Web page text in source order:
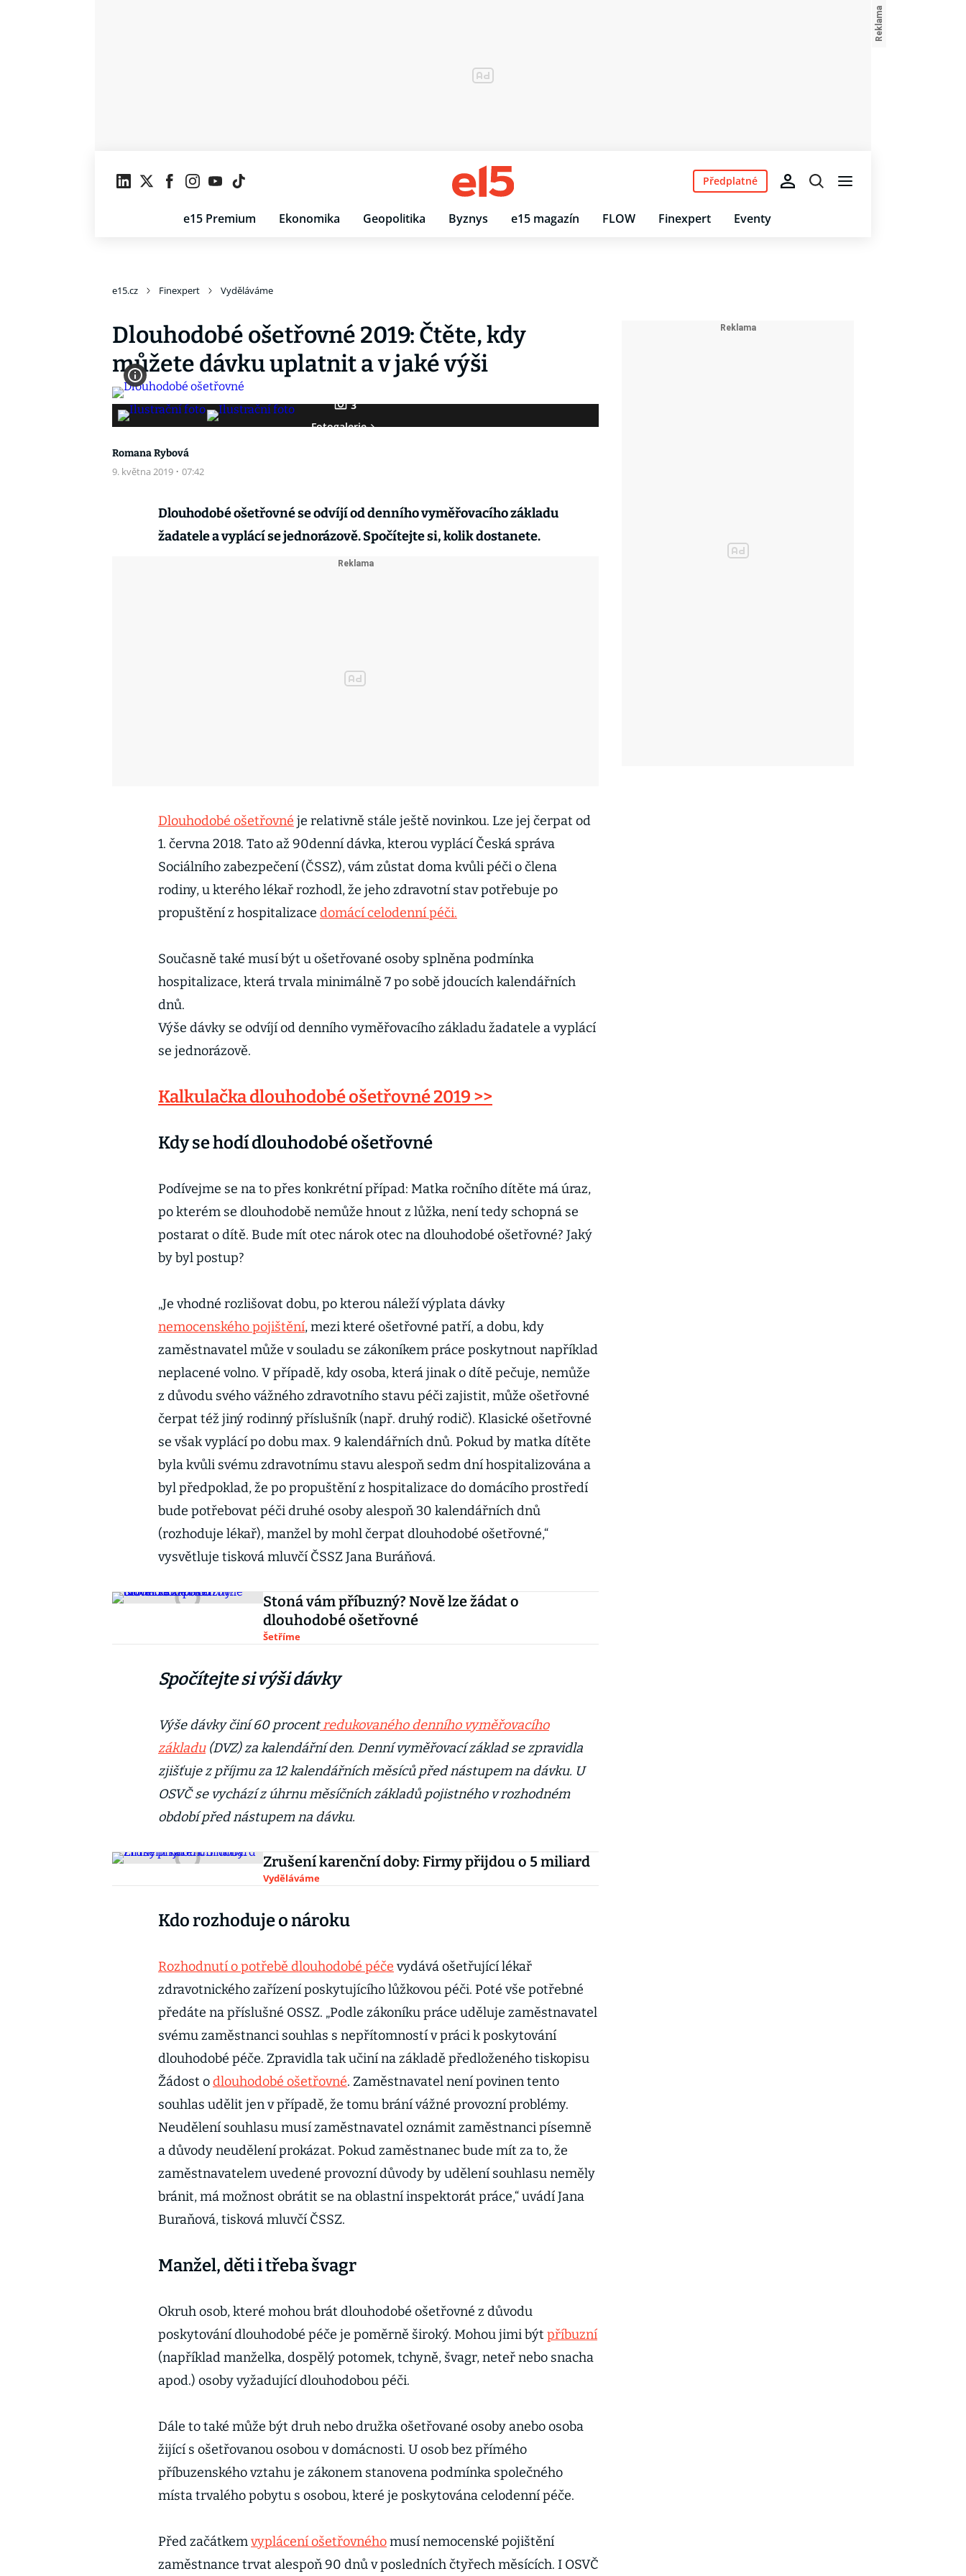
e15 Premium Ekonomika Geopolitika Byznys e15 magazín FLOW Finexpert Eventy
Předplatné
e15.cz Finexpert Vyděláváme
Dlouhodobé ošetřovné 2019: Čtěte, kdy
můžete dávku uplatnit a v jaké výši
3
Fotogalerie
Romana Rybová
9. května 2019 · 07:42
Dlouhodobé ošetřovné se odvíjí od denního vyměřovacího základu
žadatele a vyplácí se jednorázově. Spočítejte si, kolik dostanete.
Dlouhodobé ošetřovné je relativně stále ještě novinkou. Lze jej čerpat od
1. června 2018. Tato až 90denní dávka, kterou vyplácí Česká správa
Sociálního zabezpečení (ČSSZ), vám zůstat doma kvůli péči o člena
rodiny, u kterého lékař rozhodl, že jeho zdravotní stav potřebuje po
propuštění z hospitalizace domácí celodenní péči.
Současně také musí být u ošetřované osoby splněna podmínka
hospitalizace, která trvala minimálně 7 po sobě jdoucích kalendářních
dnů.
Výše dávky se odvíjí od denního vyměřovacího základu žadatele a vyplácí
se jednorázově.
Kalkulačka dlouhodobé ošetřovné 2019 >>
Kdy se hodí dlouhodobé ošetřovné
Podívejme se na to přes konkrétní případ: Matka ročního dítěte má úraz,
po kterém se dlouhodobě nemůže hnout z lůžka, není tedy schopná se
postarat o dítě. Bude mít otec nárok otec na dlouhodobé ošetřovné? Jaký
by byl postup?
„Je vhodné rozlišovat dobu, po kterou náleží výplata dávky
nemocenského pojištění, mezi které ošetřovné patří, a dobu, kdy
zaměstnavatel může v souladu se zákoníkem práce poskytnout například
neplacené volno. V případě, kdy osoba, která jinak o dítě pečuje, nemůže
z důvodu svého vážného zdravotního stavu péči zajistit, může ošetřovné
čerpat též jiný rodinný příslušník (např. druhý rodič). Klasické ošetřovné
se však vyplácí po dobu max. 9 kalendářních dnů. Pokud by matka dítěte
byla kvůli svému zdravotnímu stavu alespoň sedm dní hospitalizována a
byl předpoklad, že po propuštění z hospitalizace do domácího prostředí
bude potřebovat péči druhé osoby alespoň 30 kalendářních dnů
(rozhoduje lékař), manžel by mohl čerpat dlouhodobé ošetřovné,“
vysvětluje tisková mluvčí ČSSZ Jana Buráňová.
Stoná vám příbuzný? Nově lze žádat o
dlouhodobé ošetřovné
Šetříme
Spočítejte si výši dávky
Výše dávky činí 60 procentredukovaného denního vyměřovacího
základu(DVZ) za kalendářní den. Denní vyměřovací základ se zpravidla
zjišťuje z příjmu za 12 kalendářních měsíců před nástupem na dávku. U
OSVČ se vychází z úhrnu měsíčních základů pojistného v rozhodném
období před nástupem na dávku.
Zrušení karenční doby: Firmy přijdou o 5 miliard
Vyděláváme
Kdo rozhoduje o nároku
Rozhodnutí o potřebě dlouhodobé péče vydává ošetřující lékař
zdravotnického zařízení poskytujícího lůžkovou péči. Poté vše potřebné
předáte na příslušné OSSZ. „Podle zákoníku práce uděluje zaměstnavatel
svému zaměstnanci souhlas s nepřítomností v práci k poskytování
dlouhodobé péče. Zpravidla tak učiní na základě předloženého tiskopisu
Žádost odlouhodobé ošetřovné. Zaměstnavatel není povinen tento
souhlas udělit jen v případě, že tomu brání vážné provozní problémy.
Neudělení souhlasu musí zaměstnavatel oznámit zaměstnanci písemně
a důvody neudělení prokázat. Pokud zaměstnanec bude mít za to, že
zaměstnavatelem uvedené provozní důvody by udělení souhlasu neměly
bránit, má možnost obrátit se na oblastní inspektorát práce,“ uvádí Jana
Buraňová, tisková mluvčí ČSSZ.
Manžel, děti i třeba švagr
Okruh osob, které mohou brát dlouhodobé ošetřovné z důvodu
poskytování dlouhodobé péče je poměrně široký. Mohou jimi být příbuzní
(například manželka, dospělý potomek, tchyně, švagr, neteř nebo snacha
apod.) osoby vyžadující dlouhodobou péči.
Dále to také může být druh nebo družka ošetřované osoby anebo osoba
žijící s ošetřovanou osobou v domácnosti. U osob bez přímého
příbuzenského vztahu je zákonem stanovena podmínka společného
místa trvalého pobytu s osobou, které je poskytována celodenní péče.
Před začátkemvyplácení ošetřovnéhomusí nemocenské pojištění
zaměstnance trvat alespoň 90 dnů v posledních čtyřech měsících. I OSVČ